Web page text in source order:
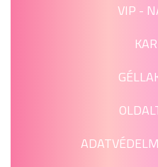
VIP -